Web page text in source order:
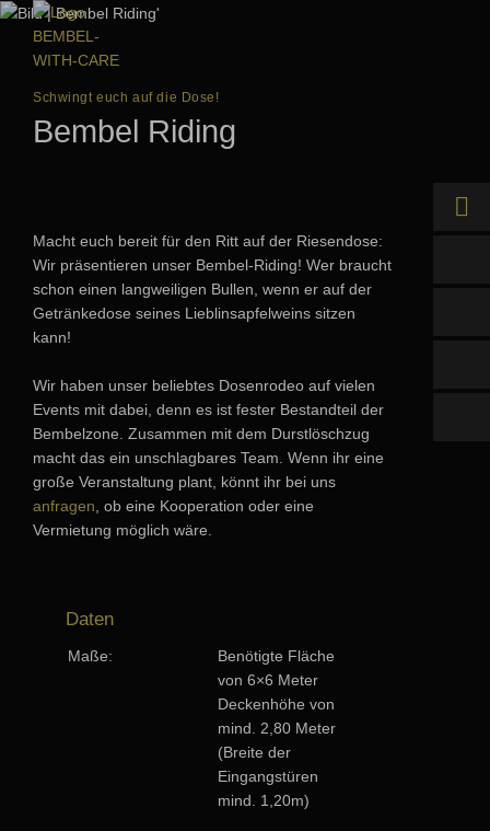
Schwingt euch auf die Dose!
Bembel Riding
Macht euch bereit für den Ritt auf der Riesendose:
Wir präsentieren unser Bembel-Riding! Wer braucht
schon einen langweiligen Bullen, wenn er auf der
Getränkedose seines Lieblinsapfelweins sitzen
kann!
Wir haben unser beliebtes Dosenrodeo auf vielen
Events mit dabei, denn es ist fester Bestandteil der
Bembelzone. Zusammen mit dem Durstlöschzug
macht das ein unschlagbares Team. Wenn ihr eine
große Veranstaltung plant, könnt ihr bei uns
anfragen , ob eine Kooperation oder eine
Vermietung möglich wäre.
Daten
Maße:
Benötigte Fläche
von 6×6 Meter
Deckenhöhe von
mind. 2,80 Meter
(Breite der
Eingangstüren
mind. 1,20m)